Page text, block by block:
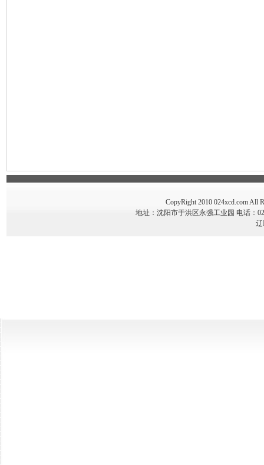
CopyRight 2010 024xcd.com All
地址：沈阳市于洪区永强工业园 电话：
辽